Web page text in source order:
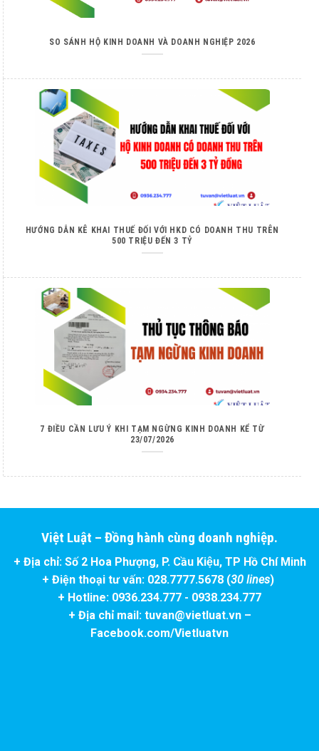
SO SÁNH HỘ KINH DOANH VÀ DOANH NGHIỆP 2026
HƯỚNG DẪN KÊ KHAI THUẾ ĐỐI VỚI HKD CÓ DOANH THU TRÊN
500 TRIỆU ĐẾN 3 TỶ
7 ĐIỀU CẦN LƯU Ý KHI TẠM NGỪNG KINH DOANH KỂ TỪ
23/07/2026
Việt Luật – Đồng hành cùng doanh nghiệp.
+ Địa chỉ: Số 2 Hoa Phượng, P. Cầu Kiệu, TP Hồ Chí Minh
+ Điện thoại tư vấn: 028.7777.5678 (30 lines)
+ Hotline: 0936.234.777 - 0938.234.777
+ Địa chỉ mail: tuvan@vietluat.vn –
Facebook.com/Vietluatvn